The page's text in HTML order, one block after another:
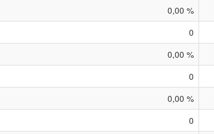
0,00 %
0
0,00 %
0
0,00 %
0